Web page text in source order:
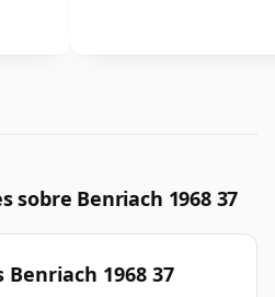
sobre Benriach 1968 37
1968 37